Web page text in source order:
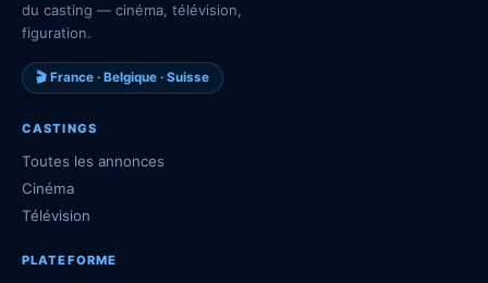
du casting — cinéma, télévision,
figuration.
🎬 France · Belgique · Suisse
CASTINGS
Toutes les annonces
Cinéma
Télévision
PLATEFORME